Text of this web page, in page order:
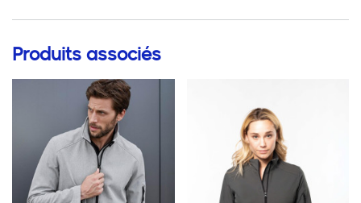
Produits associés
Go to product page